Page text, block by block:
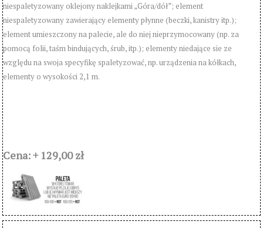
niespaletyzowany oklejony naklejkami „Góra/dół”; element
niespaletyzowany zawierający elementy płynne (beczki, kanistry itp.);
element umieszczony na palecie, ale do niej nieprzymocowany (np. za
pomocą folii, taśm bindujących, śrub, itp.); elementy niedające sie ze
względu na swoja specyfikę spaletyzować, np. urządzenia na kółkach,
elementy o wysokości 2,1 m.
Cena: + 129,00 zł